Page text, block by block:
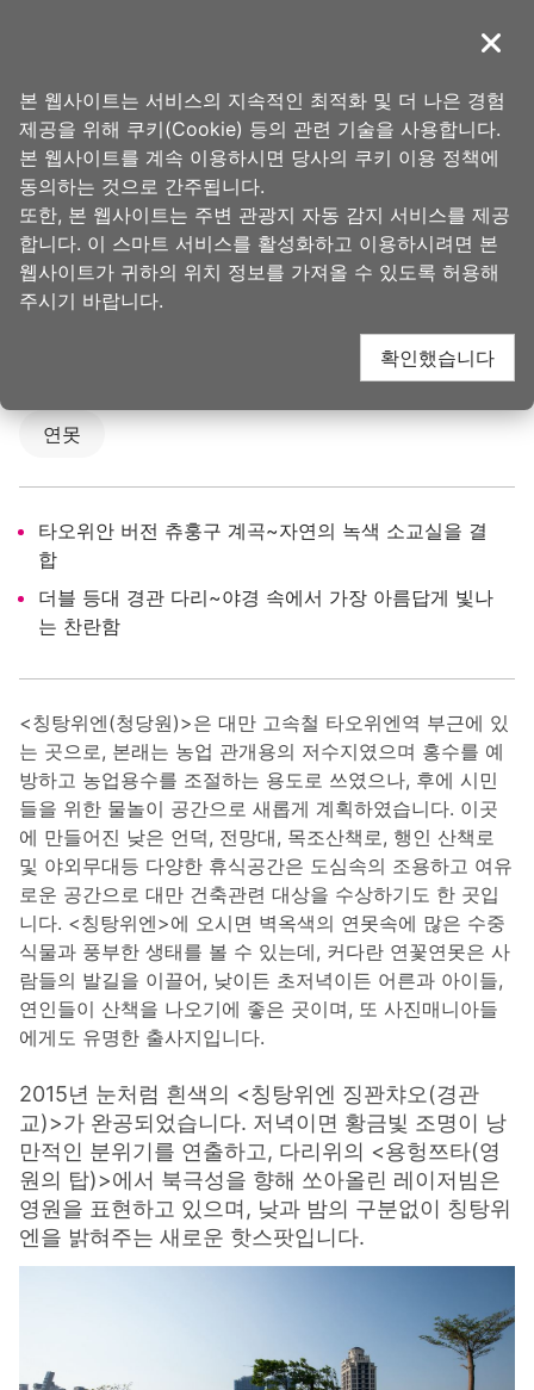
導覽
칭탕위엔(청당원)(青塘
園)
人氣
4240
연못
타오위안 버전 츄훙구 계곡~자연의 녹색 소교실을 결
합
더블 등대 경관 다리~야경 속에서 가장 아름답게 빛나
는 찬란함
<칭탕위엔(청당원)>은 대만 고속철 타오위엔역 부근에 있
는 곳으로, 본래는 농업 관개용의 저수지였으며 홍수를 예
방하고 농업용수를 조절하는 용도로 쓰였으나, 후에 시민
들을 위한 물놀이 공간으로 새롭게 계획하였습니다. 이곳
에 만들어진 낮은 언덕, 전망대, 목조산책로, 행인 산책로
및 야외무대등 다양한 휴식공간은 도심속의 조용하고 여유
로운 공간으로 대만 건축관련 대상을 수상하기도 한 곳입
니다. <칭탕위엔>에 오시면 벽옥색의 연못속에 많은 수중
식물과 풍부한 생태를 볼 수 있는데, 커다란 연꽃연못은 사
람들의 발길을 이끌어, 낮이든 초저녁이든 어른과 아이들,
연인들이 산책을 나오기에 좋은 곳이며, 또 사진매니아들
에게도 유명한 출사지입니다.
2015년 눈처럼 흰색의 <칭탕위엔 징꽌챠오(경관
교)>가 완공되었습니다. 저녁이면 황금빛 조명이 낭
만적인 분위기를 연출하고, 다리위의 <용헝쯔타(영
원의 탑)>에서 북극성을 향해 쏘아올린 레이저빔은
영원을 표현하고 있으며, 낮과 밤의 구분없이 칭탕위
엔을 밝혀주는 새로운 핫스팟입니다.
닫기
본 웹사이트는 서비스의 지속적인 최적화 및 더 나은 경험
제공을 위해 쿠키(Cookie) 등의 관련 기술을 사용합니다.
본 웹사이트를 계속 이용하시면 당사의 쿠키 이용 정책에
동의하는 것으로 간주됩니다.
또한, 본 웹사이트는 주변 관광지 자동 감지 서비스를 제공
합니다. 이 스마트 서비스를 활성화하고 이용하시려면 본
웹사이트가 귀하의 위치 정보를 가져올 수 있도록 허용해
주시기 바랍니다.
확인했습니다